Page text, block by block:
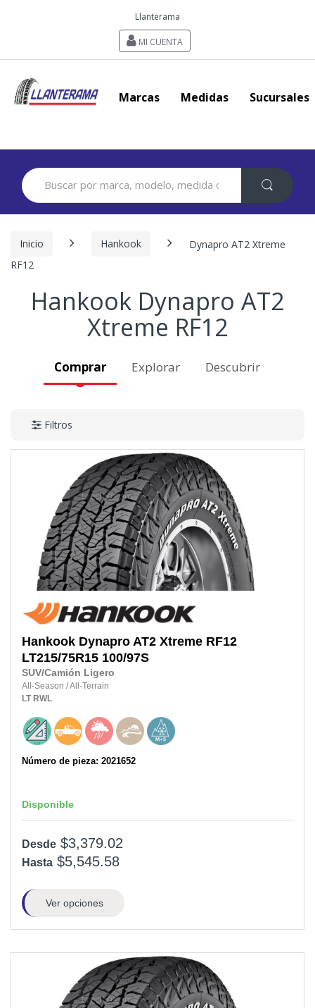
Llanterama
MI CUENTA
Marcas Medidas Sucursales
Search
for:
Inicio Hankook
Dynapro AT2 Xtreme
RF12
Hankook Dynapro AT2
Xtreme RF12
Comprar Explorar Descubrir
Filtros
Hankook Dynapro AT2 Xtreme RF12
LT215/75R15 100/97S
SUV/Camión Ligero
All-Season /All-Terrain
LT RWL
Número de pieza: 2021652
Disponible
Desde $3,379.02
Hasta $5,545.58
Ver opciones